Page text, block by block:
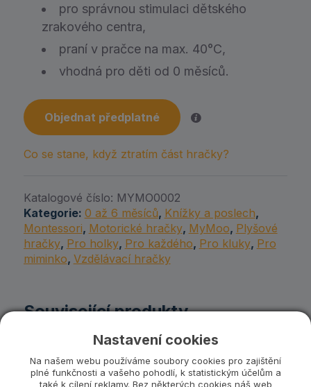
pro správnou stimulaci dětského
zrakového centra,
praní v pračce na max. 40°C,
vhodná pro děti od 0 měsíců.
Objednat předplatné
Co se stane, když ztratím část hračky?
Katalogové číslo: MYMO0002
Kategorie: 0 až 6 měsíců, Knížky a poslech,
Montessori, Motorické hračky, MyMoo, Plyšové
hračky, Pro holky, Pro každého, Pro kluky, Pro
miminko, Vzdělávací hračky
Související produkty
Nastavení cookies
Na našem webu používáme soubory cookies pro zajištění
plné funkčnosti a vašeho pohodlí, k statistickým účelům a
také k cílení reklamy. Bez některých cookies náš web